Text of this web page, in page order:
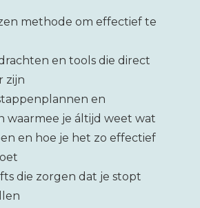
methode om effectief te
en tools die direct
zijn
en
waarmee je áltijd weet wat
en hoe je het zo effectief
die zorgen dat je stopt